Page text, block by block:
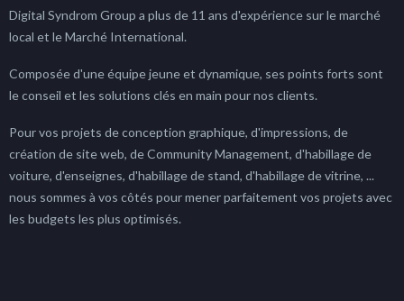
Digital Syndrom Group a plus de 11 ans d'expérience sur le marché
local et le Marché International.
Composée d'une équipe jeune et dynamique, ses points forts sont
le conseil et les solutions clés en main pour nos clients.
Pour vos projets de conception graphique, d'impressions, de
création de site web, de Community Management, d'habillage de
voiture, d'enseignes, d'habillage de stand, d'habillage de vitrine, ...
nous sommes à vos côtés pour mener parfaitement vos projets avec
les budgets les plus optimisés.